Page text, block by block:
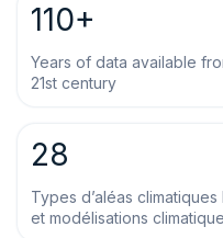
110+
Years of data available
21st century
28
Types d’aléas
et modélisations